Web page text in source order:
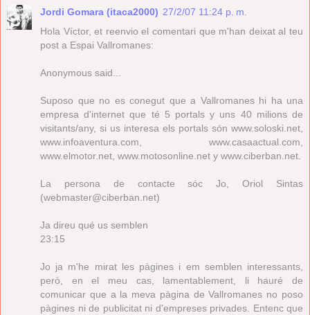
Jordi Gomara (itaca2000) 27/2/07 11:24 p. m.
Hola Víctor, et reenvio el comentari que m'han deixat al teu
post a Espai Vallromanes:
Anonymous said...
Suposo que no es conegut que a Vallromanes hi ha una
empresa d'internet que té 5 portals y uns 40 milions de
visitants/any, si us interesa els portals són www.soloski.net,
www.infoaventura.com, www.casaactual.com,
www.elmotor.net, www.motosonline.net y www.ciberban.net.
La persona de contacte sóc Jo, Oriol Sintas
(webmaster@ciberban.net)
Ja direu qué us semblen
23:15
Jo ja m'he mirat les pàgines i em semblen interessants,
però, en el meu cas, lamentablement, li hauré de
comunicar que a la meva pàgina de Vallromanes no poso
pàgines ni de publicitat ni d'empreses privades. Entenc que